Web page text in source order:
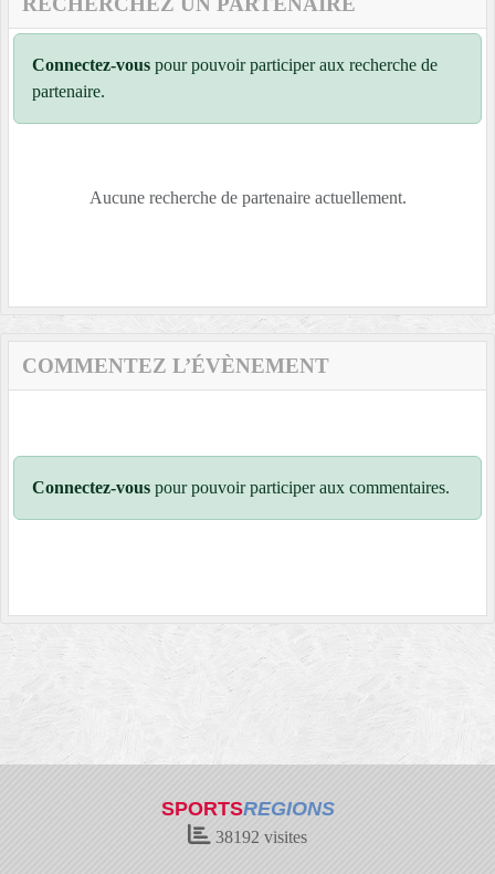
Connectez-vous pour pouvoir participer aux recherche de
partenaire.
Aucune recherche de partenaire actuellement.
COMMENTEZ L’ÉVÈNEMENT
Connectez-vous pour pouvoir participer aux commentaires.
SPORTSREGIONS
38192 visites